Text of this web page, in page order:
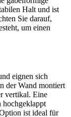
Halt und ist
Sie darauf,
um einen
eignen sich
der Wand montiert
vertikal. Eine
hochgeklappt
ist ideal für